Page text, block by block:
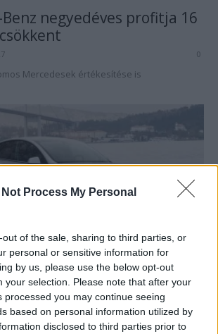
Not Process My Personal
out of the sale, sharing to third parties, or
personal or sensitive information for
by us, please use the below opt-out
your selection. Please note that after your
processed you may continue seeing
based on personal information utilized by
disclosed to third parties prior to
negyedéves profitja 16
0
Mercedesek értékesítése is
Y gyártását Kínában a
a Teslának a sok olcsó kínai elektromos